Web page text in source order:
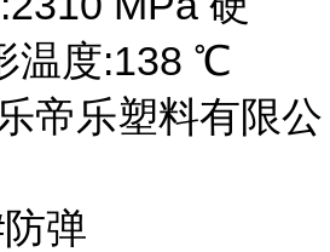
温度:138 ℃
帝乐塑料有限公
弹